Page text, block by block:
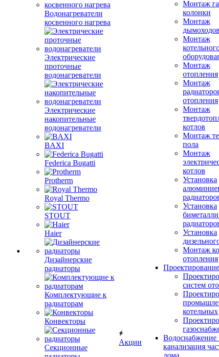
Водонагреватели
косвенного нагрева
Электрические
проточные
водонагреватели
Электрические
накопительные
водонагреватели
BAXI
Federica Bugatti
Protherm
Royal Thermo
STOUT
Haier
Дизайнерские
радиаторы
Комплектующие к
радиаторам
Конвекторы
Секционные
Акции
Монтаж
колонки
Монтаж
Монтаж
Монтаж
отопления
Монтаж
отопления
Монтаж
котлов
Монтаж
пола
Монтаж
котлов
Установка
Установка
Установка
Монтаж
отопления
Проектирование
систем
котельных
Водоснабжение
канализация
дома